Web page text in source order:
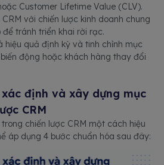
Customer Lifetime Value (CLV).
với chiến lược kinh doanh chung
tránh triển khai rời rạc.
hiệu quả định kỳ và tinh chỉnh mục
động hoặc khách hàng thay đổi
định và xây dựng mục
CRM
chiến lược CRM một cách hiệu
áp dụng 4 bước chuẩn hóa sau đây: